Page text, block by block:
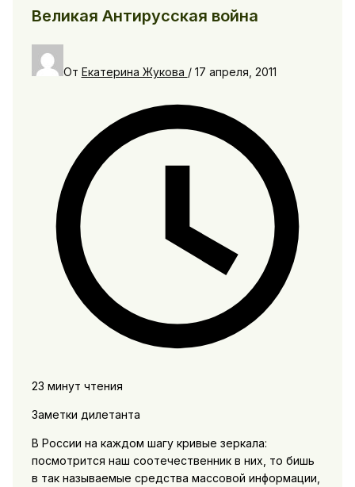
Великая Антирусская война
От Екатерина Жукова / 17 апреля, 2011
23 минут чтения
Заметки дилетанта
В России на каждом шагу кривые зеркала:
посмотрится наш соотечественник в них, то бишь
в так называемые средства массовой информации,